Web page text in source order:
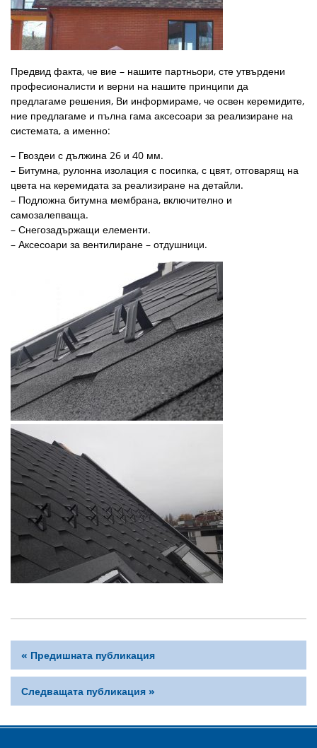
Предвид факта, че вие – нашите партньори, сте утвърдени
професионалисти и верни на нашите принципи да
предлагаме решения, Ви информираме, че освен керемидите,
ние предлагаме и пълна гама аксесоари за реализиране на
системата, а именно:
– Гвоздеи с дължина 26 и 40 мм.
– Битумна, рулонна изолация с посипка, с цвят, отговарящ на
цвета на керемидата за реализиране на детайли.
– Подложна битумна мембрана, включително и
самозалепваща.
– Снегозадържащи елементи.
– Аксесоари за вентилиране – отдушници.
« Предишната публикация
Следващата публикация »